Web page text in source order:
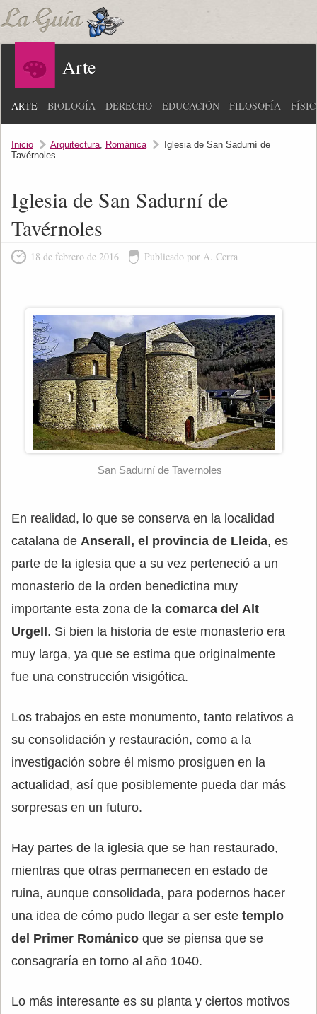
Arte
ARTE BIOLOGÍA DERECHO EDUCACIÓN FILOSOFÍA
Inicio Arquitectura, Románica
Iglesia de San Sadurní de
Tavérnoles
Iglesia de San Sadurní de
Tavérnoles
18 de febrero de 2016 Publicado por A. Cerra
San Sadurní de Tavernoles
En realidad, lo que se conserva en la localidad
catalana de Anserall, el provincia de Lleida, es
parte de la iglesia que a su vez perteneció a un
monasterio de la orden benedictina muy
importante esta zona de la comarca del Alt
Urgell. Si bien la historia de este monasterio era
muy larga, ya que se estima que originalmente
fue una construcción visigótica.
Los trabajos en este monumento, tanto relativos a
su consolidación y restauración, como a la
investigación sobre él mismo prosiguen en la
actualidad, así que posiblemente pueda dar más
sorpresas en un futuro.
Hay partes de la iglesia que se han restaurado,
mientras que otras permanecen en estado de
ruina, aunque consolidada, para podernos hacer
una idea de cómo pudo llegar a ser este templo
del Primer Románico que se piensa que se
consagraría en torno al año 1040.
Lo más interesante es su planta y ciertos motivos